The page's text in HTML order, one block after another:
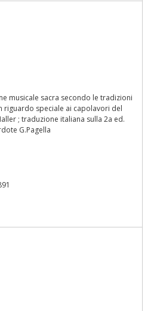
musicale sacra secondo le tradizioni
riguardo speciale ai capolavori del
; traduzione italiana sulla 2a ed.
G.Pagella